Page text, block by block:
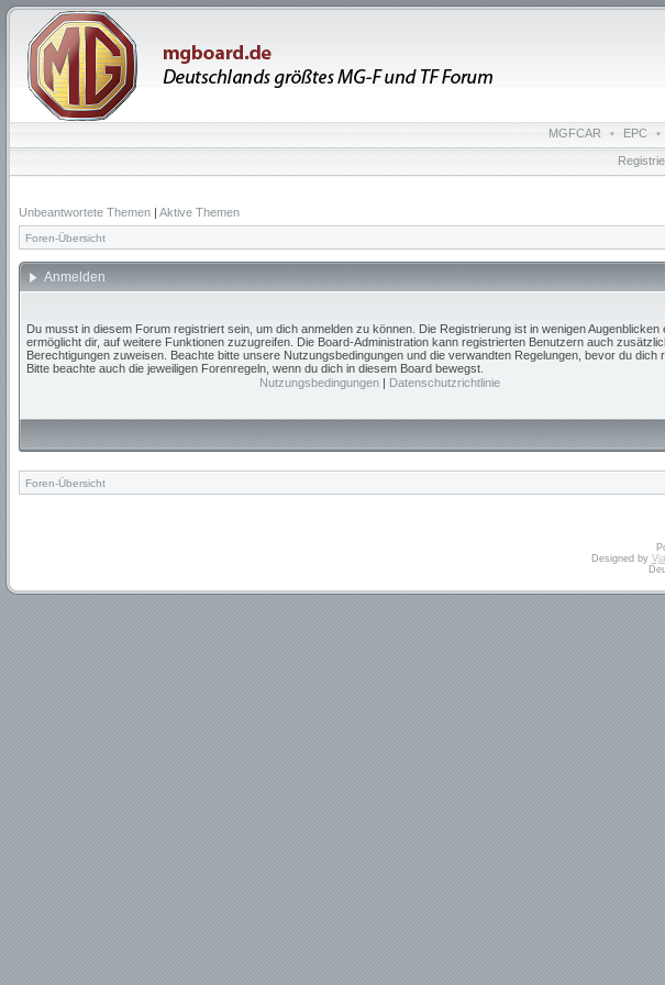
MGFCAR • EPC •
Unbeantwortete Themen | Aktive Themen
Foren-Übersicht
Anmelden
Du musst in diesem Forum registriert sein, um dich anmelden zu können. Die Registrierung ist in wenigen Augenblicken
ermöglicht dir, auf weitere Funktionen zuzugreifen. Die Board-Administration kann registrierten Benutzern auch
Berechtigungen zuweisen. Beachte bitte unsere Nutzungsbedingungen und die verwandten Regelungen, bevor du dich
Bitte beachte auch die jeweiligen Forenregeln, wenn du dich in diesem Board bewegst.
Nutzungsbedingungen| Datenschutzrichtlinie
Foren-Übersicht
Designed by